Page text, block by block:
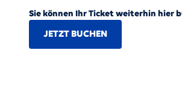
Sie können Ihr Ticket weiterhin hier
JETZT BUCHEN